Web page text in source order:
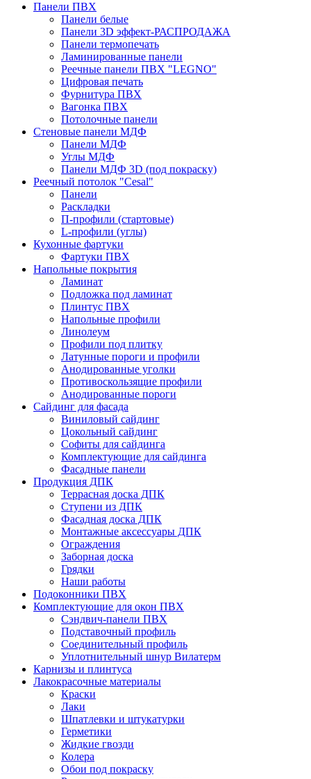
Панели ПВХ
Панели белые
Панели 3D эффект-РАСПРОДАЖА
Панели термопечать
Ламинированные панели
Реечные панели ПВХ "LEGNO"
Цифровая печать
Фурнитура ПВХ
Вагонка ПВХ
Потолочные панели
Стеновые панели МДФ
Панели МДФ
Углы МДФ
Панели МДФ 3D (под покраску)
Реечный потолок "Cesal"
Панели
Раскладки
П-профили (стартовые)
L-профили (углы)
Кухонные фартуки
Фартуки ПВХ
Напольные покрытия
Ламинат
Подложка под ламинат
Плинтус ПВХ
Напольные профили
Линолеум
Профили под плитку
Латунные пороги и профили
Анодированные уголки
Противоскользящие профили
Анодированные пороги
Сайдинг для фасада
Виниловый сайдинг
Цокольный сайдинг
Софиты для сайдинга
Комплектующие для сайдинга
Фасадные панели
Продукция ДПК
Террасная доска ДПК
Ступени из ДПК
Фасадная доска ДПК
Монтажные аксессуары ДПК
Ограждения
Заборная доска
Грядки
Наши работы
Подоконники ПВХ
Комплектующие для окон ПВХ
Сэндвич-панели ПВХ
Подставочный профиль
Соединительный профиль
Уплотнительный шнур Вилатерм
Карнизы и плинтуса
Лакокрасочные материалы
Краски
Лаки
Шпатлевки и штукатурки
Герметики
Жидкие гвозди
Колера
Обои под покраску